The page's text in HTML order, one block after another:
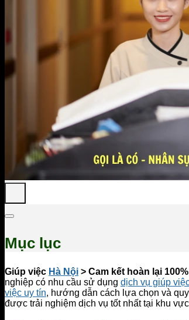
Mục lục
Giúp việc Hà Nội > Cam kết hoàn lại
nghiệp có nhu cầu sử dụng dịch vụ giúp
việc uy tín, hướng dẫn cách lựa chọn và
được trải nghiệm dịch vụ tốt nhất tại khu